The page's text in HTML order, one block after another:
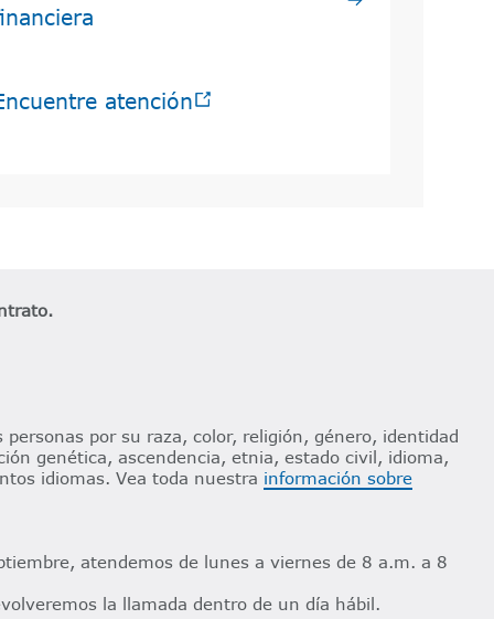
atención​​
por su raza, color, religión, género, identidad
genética, ascendencia, etnia, estado civil, idioma,
idiomas. Vea toda nuestra información sobre
atendemos de lunes a viernes de 8 a.m. a 8
la llamada dentro de un día hábil.​​